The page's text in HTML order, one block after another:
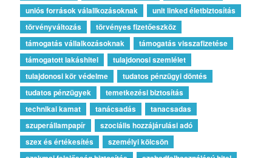
uniós források válallkozásoknak
unit linked életbiztosítás
törvényváltozás
törvényes fizetőeszköz
támogatás vállalkozásoknak
támogatás visszafizetése
támogatott lakáshitel
tulajdonosi szemlélet
tulajdonosi kör védelme
tudatos pénzügyi döntés
tudatos pénzügyek
temetkezési biztosítás
technikai kamat
tanácsadás
tanacsadas
szuperállampapír
szociális hozzájárulási adó
szex és értékesítés
személyi kölcsön